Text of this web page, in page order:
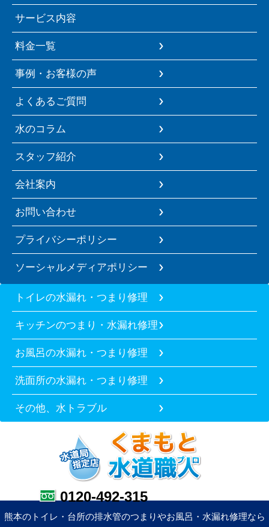
サービス内容
料金一覧
事例・お客様の声
よくあるご質問
水のコラム
スタッフ紹介
会社案内
お問い合わせ
プライバシーポリシー
ソーシャルメディアポリシー
トイレの水漏れ・つまり修理
キッチンのつまり・水漏れ修理
お風呂の水漏れ・つまり修理
洗面所の水漏れ・つまり修理
その他、水トラブル
0120-492-315
熊本のトイレ・台所の排水管のつまりやお風呂・水漏れ修理なら